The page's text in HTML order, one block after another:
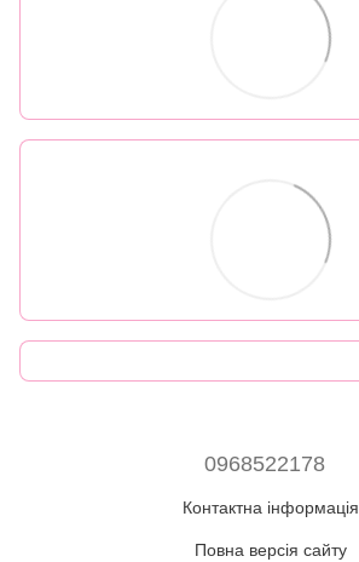
0968522178
Контактна інформація
Повна версія сайту